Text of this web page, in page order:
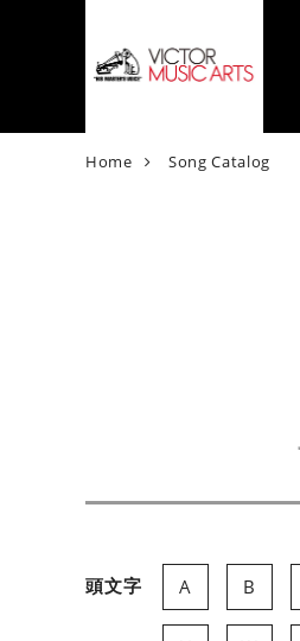
Home
V
Song Catalog
頭文字 A B